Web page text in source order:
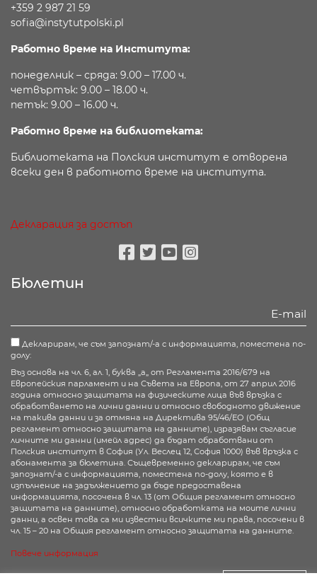
+359 2 987 21 59
sofia@instytutpolski.pl
Работно време на Института:
понеделник – сряда: 9.00 – 17.00 ч.
четвъртък: 9.00 – 18.00 ч.
петък: 9.00 – 16.00 ч.
Работно време на библиотеката:
Библиотеката на Полския институт е отворена
всеки ден в работното време на института.
Декларация за достъп
Бюлетин
Декларирам, че съм запознат/-а с информацията, поместена по-
долу:
Въз основа на чл. 6, ал. 1, буква „а„ от Регламента 2016/679 на
Европейския парламент и на Съвета на Европа, от 27 април 2016
година относно защитата на физическите лица във връзка с
обработването на лични данни и относно свободното движение
на такива данни и за отмяна на Директива 95/46/ЕО (Общ
регламент относно защитата на данните), изразявам съгласие
личните ми данни (имейл адрес) да бъдат обработвани от
Полския институт в София (Ул. Веслец 12, София 1000) във връзка с
абонамента за бюлетина. Същевременно декларирам, че съм
запознат/-а с информацията, поместена по-долу, която е в
изпълнение на задължението да бъде предоставена
информацията, посочена в чл. 13 (от Общия регламент относно
защитата на данните), относно обработката на моите лични
данни, а освен това са ми известни всичките ми права, посочени в
чл. 15 – 20 на Общия регламент относно защитата на данните.
Повече информация